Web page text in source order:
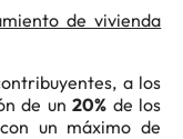
de vivienda
a los
de un20% de los
un máximo de